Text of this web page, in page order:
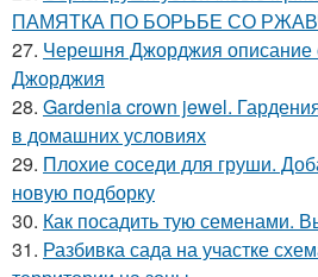
ПАМЯТКА ПО БОРЬБЕ СО
27. Черешня Джорджия описание
Джорджия
28. Gardenia crown jewel.
в домашних условиях
29. Плохие соседи для груши.
новую подборку
30. Как посадить тую семенами.
31. Разбивка сада на участке